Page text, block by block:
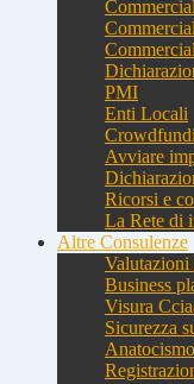
PMI
Enti Locali
Avviare
Ricorsi e
La Rete di
Altre Consulenze
Valutazioni
Business
Visura
Sicurezza
Anatocismo